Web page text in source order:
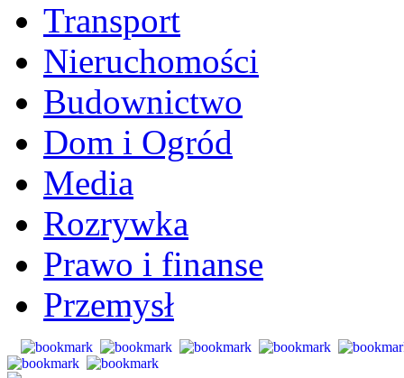
Transport
Nieruchomości
Budownictwo
Dom i Ogród
Media
Rozrywka
Prawo i finanse
Przemysł